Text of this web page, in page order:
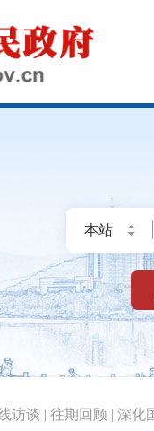
访谈 | 往期回顾 | 深化